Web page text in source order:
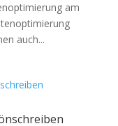
am
auch...